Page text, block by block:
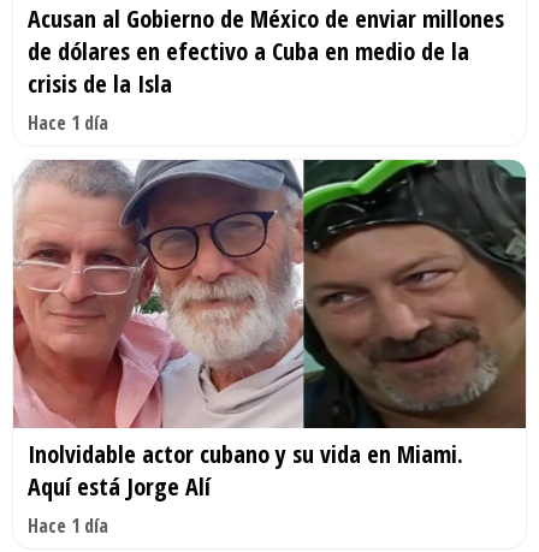
Acusan al Gobierno de México de enviar millones
de dólares en efectivo a Cuba en medio de la
crisis de la Isla
Hace 1 día
Inolvidable actor cubano y su vida en Miami.
Aquí está Jorge Alí
Hace 1 día